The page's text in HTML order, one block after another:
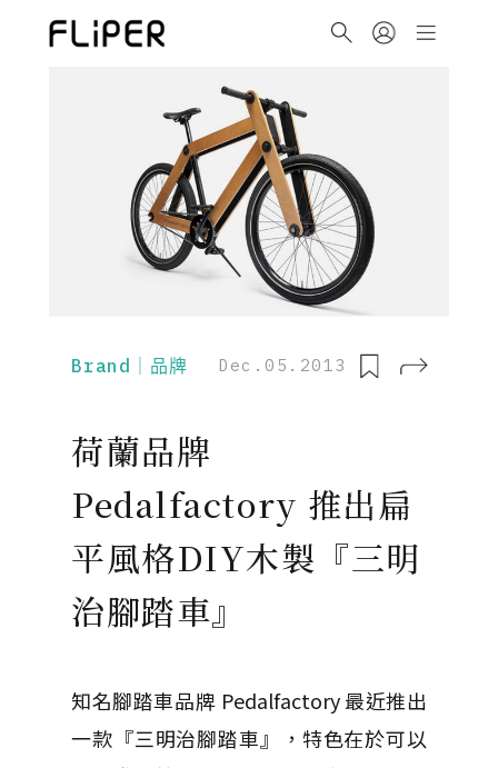
Brand｜品牌 Dec.05.2013
荷蘭品牌
Pedalfactory 推出扁
平風格DIY木製『三明
治腳踏車』
知名腳踏車品牌 Pedalfactory 最近推出
一款『三明治腳踏車』，特色在於可以